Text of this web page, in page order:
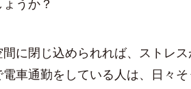
ょうか？
に閉じ込められれば、ストレ
車通勤をしている人は、日々